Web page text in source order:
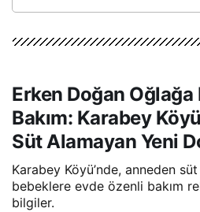
Erken Doğan Oğlağa
Bakım: Karabey
Süt Alamayan Yeni
Karabey Köyü’nde, anneden
bebeklere evde özenli bakım
bilgiler.